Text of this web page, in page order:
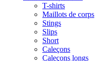
T-shirts
Maillots de corps
Stings
Slips
Short
Caleçons
Caleçons longs